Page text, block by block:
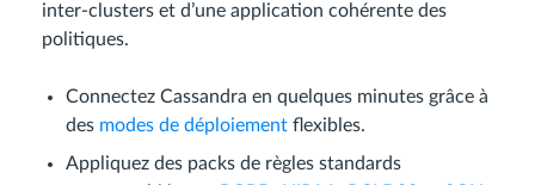
inter-clusters et d’une application cohérente des
politiques.
Connectez Cassandra en quelques minutes grâce à
des modes de déploiement flexibles.
Appliquez des packs de règles standards